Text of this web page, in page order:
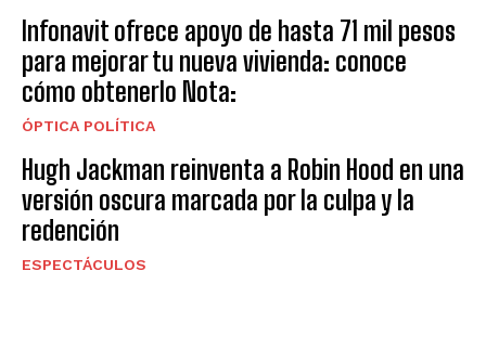
Infonavit ofrece apoyo de hasta 71 mil pesos
para mejorar tu nueva vivienda: conoce
cómo obtenerlo Nota:
ÓPTICA POLÍTICA
Hugh Jackman reinventa a Robin Hood en una
versión oscura marcada por la culpa y la
redención
ESPECTÁCULOS